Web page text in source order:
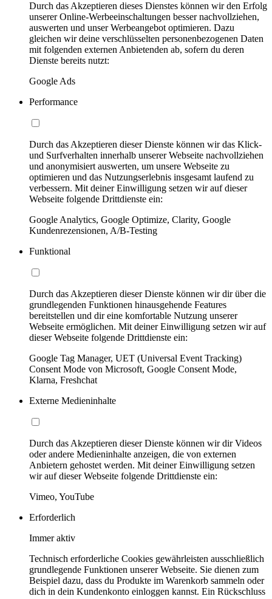
Durch das Akzeptieren dieses Dienstes können wir den Erfolg
unserer Online-Werbeeinschaltungen besser nachvollziehen,
auswerten und unser Werbeangebot optimieren. Dazu
gleichen wir deine verschlüsselten personenbezogenen Daten
mit folgenden externen Anbietenden ab, sofern du deren
Dienste bereits nutzt:
Google Ads
Performance
Durch das Akzeptieren dieser Dienste können wir das Klick-
und Surfverhalten innerhalb unserer Webseite nachvollziehen
und anonymisiert auswerten, um unsere Webseite zu
optimieren und das Nutzungserlebnis insgesamt laufend zu
verbessern. Mit deiner Einwilligung setzen wir auf dieser
Webseite folgende Drittdienste ein:
Google Analytics, Google Optimize, Clarity, Google
Kundenrezensionen, A/B-Testing
Funktional
Durch das Akzeptieren dieser Dienste können wir dir über die
grundlegenden Funktionen hinausgehende Features
bereitstellen und dir eine komfortable Nutzung unserer
Webseite ermöglichen. Mit deiner Einwilligung setzen wir auf
dieser Webseite folgende Drittdienste ein:
Google Tag Manager, UET (Universal Event Tracking)
Consent Mode von Microsoft, Google Consent Mode,
Klarna, Freshchat
Externe Medieninhalte
Durch das Akzeptieren dieser Dienste können wir dir Videos
oder andere Medieninhalte anzeigen, die von externen
Anbietern gehostet werden. Mit deiner Einwilligung setzen
wir auf dieser Webseite folgende Drittdienste ein:
Vimeo, YouTube
Erforderlich
Immer aktiv
Technisch erforderliche Cookies gewährleisten ausschließlich
grundlegende Funktionen unserer Webseite. Sie dienen zum
Beispiel dazu, dass du Produkte im Warenkorb sammeln oder
dich in dein Kundenkonto einloggen kannst. Ein Rückschluss